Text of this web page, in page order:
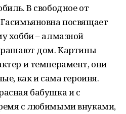
В свободное от
посвящает
хобби – алмазной
дом. Картины
и темперамент, они
как и сама героиня.
бабушка и с
с любимыми внуками,